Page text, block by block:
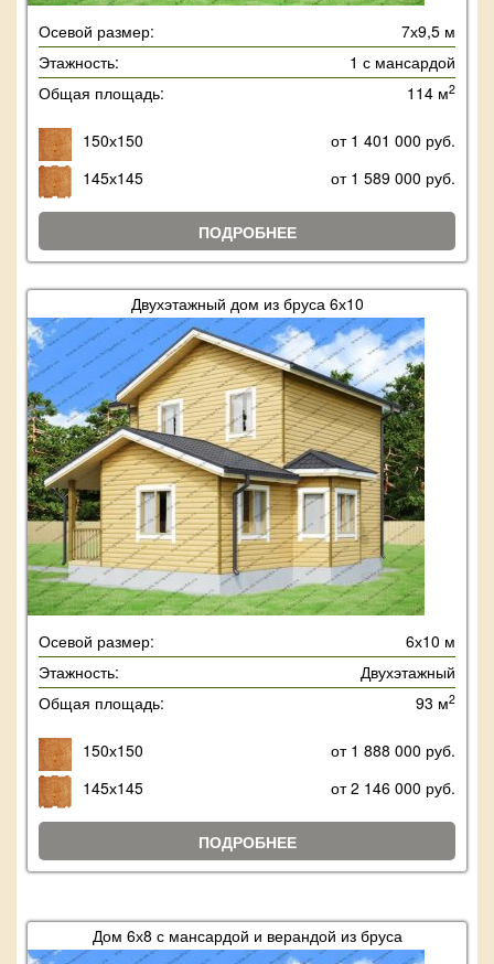
Осевой размер:
7х9,5 м
Этажность:
1 с мансардой
Общая площадь:
114 м2
150х150
от 1 401 000 руб.
145х145
от 1 589 000 руб.
ПОДРОБНЕЕ
Двухэтажный дом из бруса 6х10
Осевой размер:
6х10 м
Этажность:
Двухэтажный
Общая площадь:
93 м2
150х150
от 1 888 000 руб.
145х145
от 2 146 000 руб.
ПОДРОБНЕЕ
Дом 6х8 с мансардой и верандой из бруса